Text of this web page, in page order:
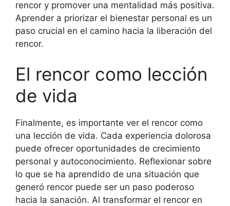
rencor y promover una mentalidad más positiva.
Aprender a priorizar el bienestar personal es un
paso crucial en el camino hacia la liberación del
rencor.
El rencor como lección
de vida
Finalmente, es importante ver el rencor como
una lección de vida. Cada experiencia dolorosa
puede ofrecer oportunidades de crecimiento
personal y autoconocimiento. Reflexionar sobre
lo que se ha aprendido de una situación que
generó rencor puede ser un paso poderoso
hacia la sanación. Al transformar el rencor en